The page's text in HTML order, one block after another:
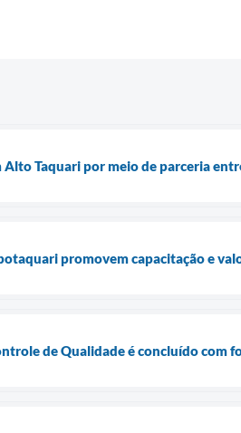
Taquari por meio de parceria
promovem capacitação e
de Qualidade é concluído com